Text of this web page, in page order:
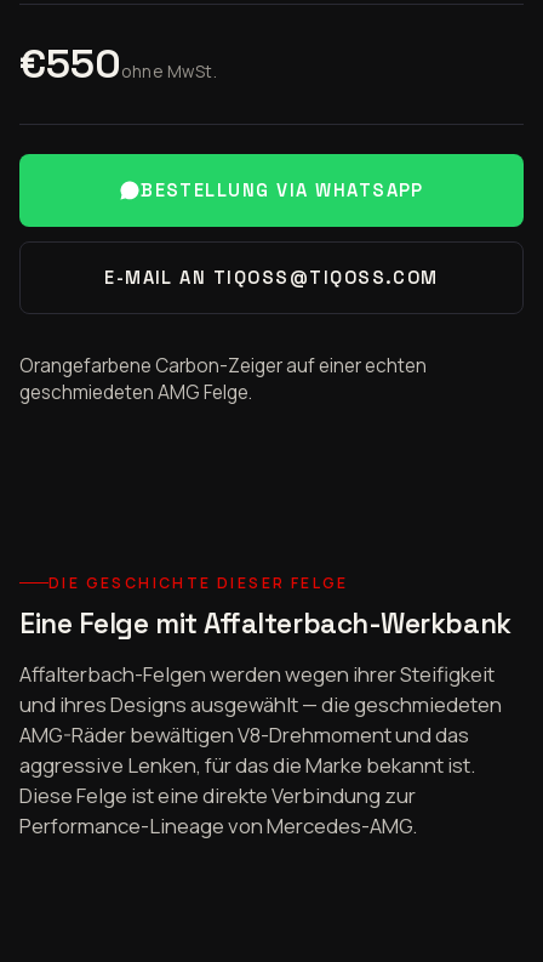
€550ohne MwSt.
BESTELLUNG VIA WHATSAPP
E-MAIL AN TIQOSS@TIQOSS.COM
Orangefarbene Carbon-Zeiger auf einer echten
geschmiedeten AMG Felge.
DIE GESCHICHTE DIESER FELGE
Eine Felge mit Affalterbach-Werkbank
Affalterbach-Felgen werden wegen ihrer Steifigkeit
und ihres Designs ausgewählt — die geschmiedeten
AMG-Räder bewältigen V8-Drehmoment und das
aggressive Lenken, für das die Marke bekannt ist.
Diese Felge ist eine direkte Verbindung zur
Performance-Lineage von Mercedes-AMG.